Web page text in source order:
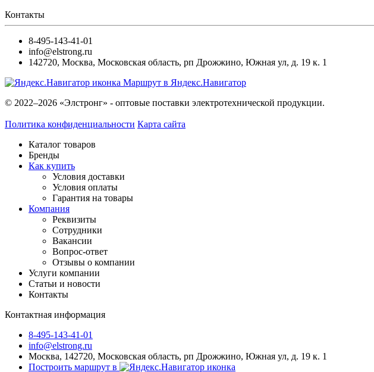
Контакты
8-495-143-41-01
info@elstrong.ru
142720, Москва, Московская область, рп Дрожжино, Южная ул, д. 19 к. 1
Маршрут в Яндекс.Навигатор
© 2022–2026 «Элстронг» - оптовые поставки электротехнической продукции.
Политика конфиденциальности Карта сайта
Каталог товаров
Бренды
Как купить
Условия доставки
Условия оплаты
Гарантия на товары
Компания
Реквизиты
Сотрудники
Вакансии
Вопрос-ответ
Отзывы о компании
Услуги компании
Статьи и новости
Контакты
Контактная информация
8-495-143-41-01
info@elstrong.ru
Москва, 142720, Московская область, рп Дрожжино, Южная ул, д. 19 к. 1
Построить маршрут в